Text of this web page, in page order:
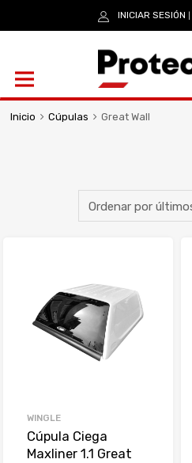
INICIAR SESIÓN
Inicio Cúpulas Great Wall
WINGLE
Cúpula Ciega
Maxliner 1.1 Great